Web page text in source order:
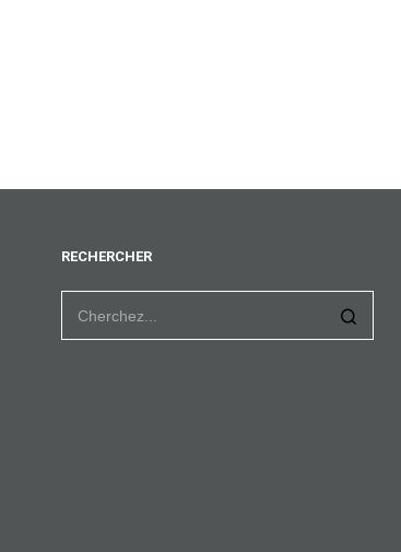
RECHERCHER